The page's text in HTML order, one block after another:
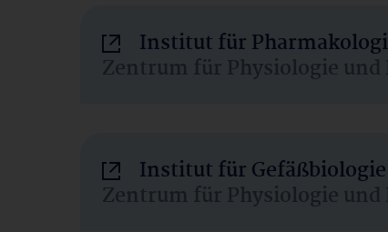
Institut für
Zentrum für Physiologie
Institut für
Zentrum für Physiologie